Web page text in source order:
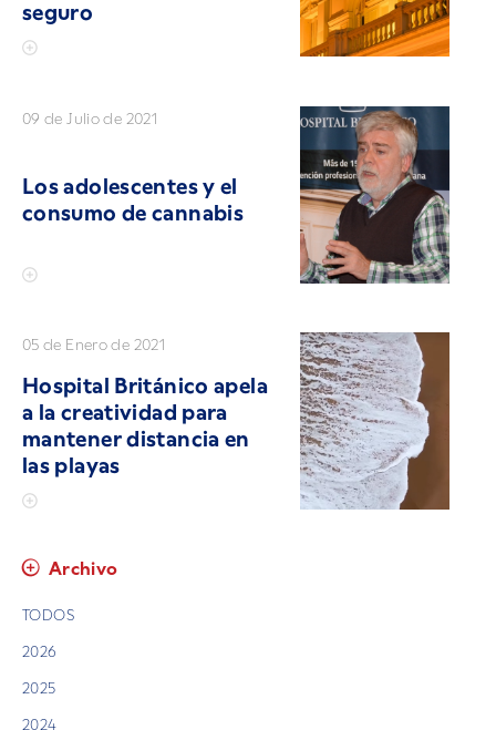
seguro
09 de Julio de 2021
Los adolescentes y el
consumo de cannabis
05 de Enero de 2021
Hospital Británico apela
a la creatividad para
mantener distancia en
las playas
Archivo
TODOS
2026
2025
2024